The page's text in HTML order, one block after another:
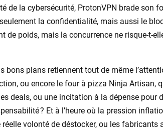
de la cybersécurité, ProtonVPN brade son
la confidentialité, mais aussi le
de poids, mais la concurrence ne risque-t-
bons plans retiennent tout de même
ou encore le four à pizza Ninja Artisan,
deals, ou une incitation à la dépense pour
? Et à l’heure où la pression
volonté de déstocker, ou les